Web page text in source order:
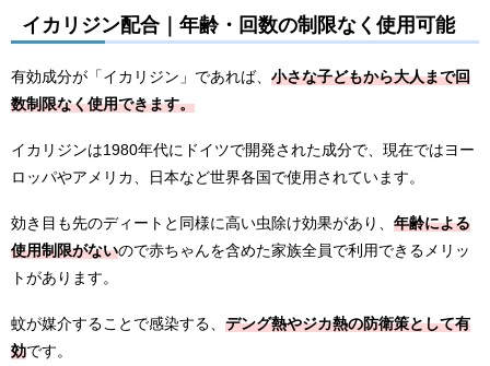
イカリジン配合｜年齢・回数の制限なく使用可能
有効成分が「イカリジン」であれば、 小さな子どもから大人まで回
数制限なく使用できます。
イカリジンは1980年代にドイツで開発された成分で、現在ではヨー
ロッパやアメリカ、日本など世界各国で使用されています。
効き目も先のディートと同様に高い虫除け効果があり、 年齢による
使用制限がないので赤ちゃんを含めた家族全員で利用できるメリッ
トがあります。
蚊が媒介することで感染する、 デング熱やジカ熱の防衛策として有
効です。